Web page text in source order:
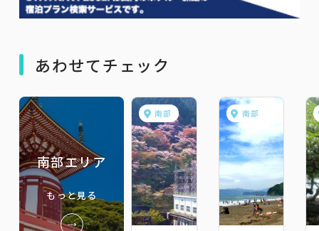
あわせてチェック
南部エリア
もっと見る
南部 南部